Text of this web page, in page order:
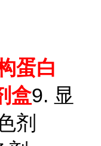
蛋白
盒9. 显
剂